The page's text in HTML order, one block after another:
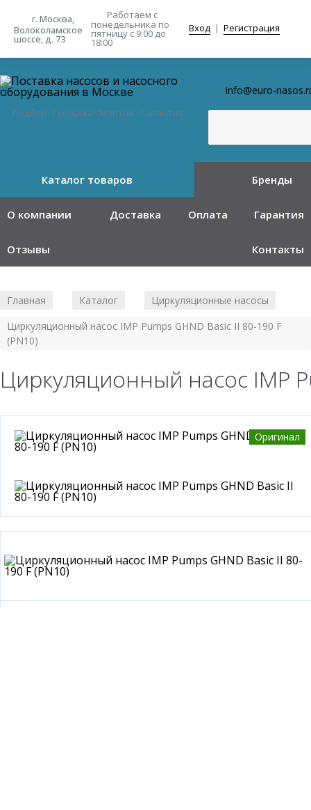
г. Москва,
Волоколамское
шоссе, д. 73
Работаем с
понедельника по
пятницу с 9:00 до
18:00
Вход | Регистрация
Подбор · Продажа · Монтаж · Гарантия
info@euro-
Каталог товаров Бренды
О компании Доставка Оплата Гарантия
Отзывы Контакты
Главная Каталог Циркуляционные насосы
Циркуляционный насос IMP Pumps GHND Basic II 80-190 F
(РN10)
Циркуляционный насос IMP
Оригинал